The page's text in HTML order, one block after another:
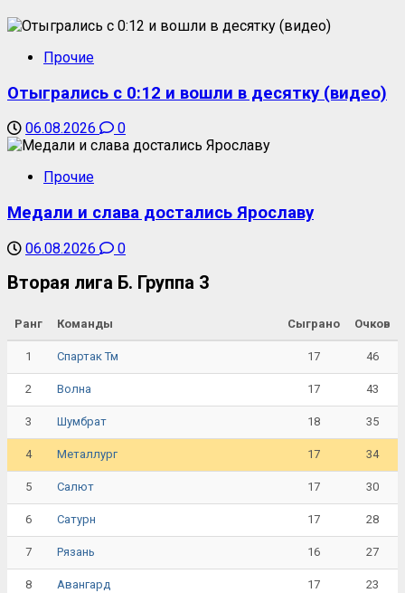
Прочие
Отыгрались с 0:12 и вошли в десятку (видео)
06.08.2026 0
Прочие
Медали и слава достались Ярославу
06.08.2026 0
Вторая лига Б. Группа 3
Ранг Команды Сыграно Очков
1 Спартак Тм 17 46
2 Волна 17 43
3 Шумбрат 18 35
4 Металлург 17 34
5 Салют 17 30
6 Сатурн 17 28
7 Рязань 16 27
8 Авангард 17 23